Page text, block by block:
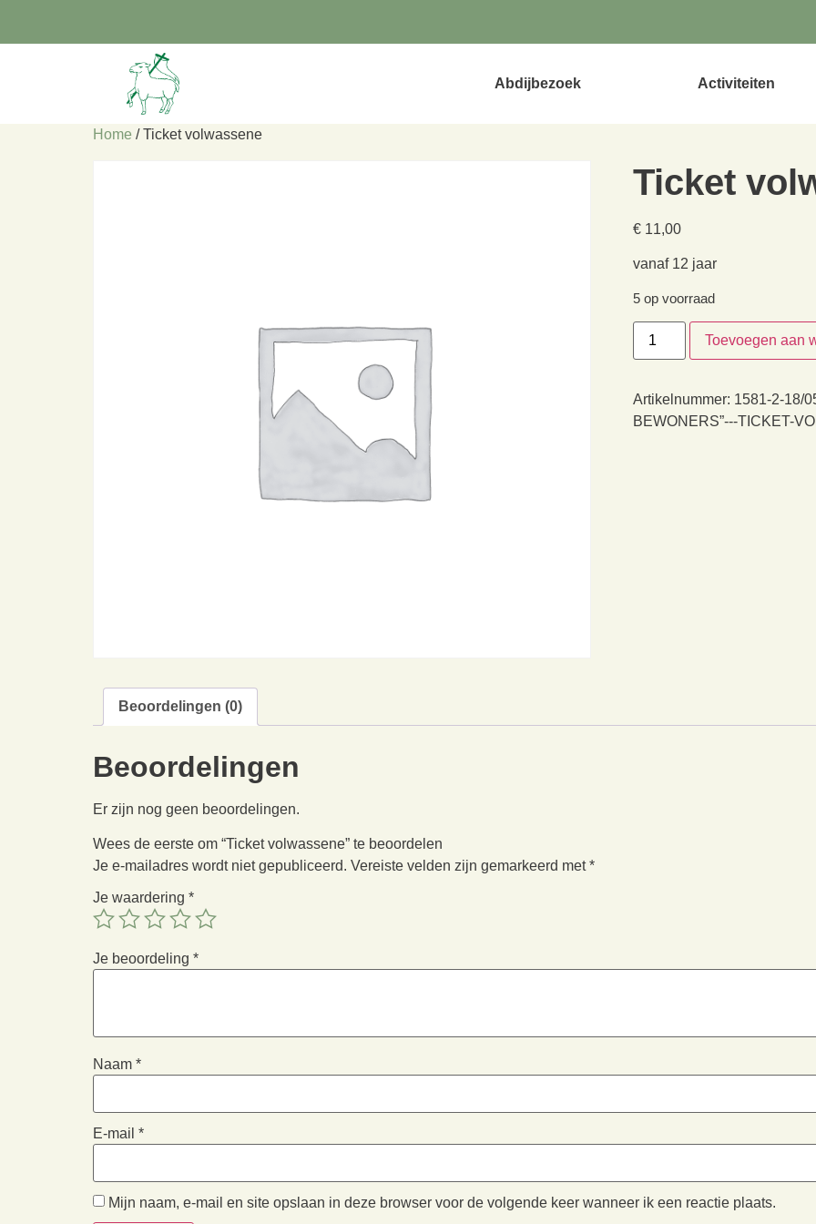
Abdijbezoek Activiteiten
Home / Ticket volwassene
Ticket
€11,00
vanaf 12 jaar
5 op voorraad
Toevoegen aan
Artikelnummer: 1581-2-18/
BEWONERS”---TICKET-
Beoordelingen (0)
Beoordelingen
Er zijn nog geen beoordelingen.
Wees de eerste om “Ticket volwassene” te beoordelen
Je e-mailadres wordt niet gepubliceerd. Vereiste velden zijn gemarkeerd met*
Je waardering *
Je beoordeling *
Naam *
E-mail *
Mijn naam, e-mail en site opslaan in deze browser voor de volgende keer wanneer ik een reactie plaats.